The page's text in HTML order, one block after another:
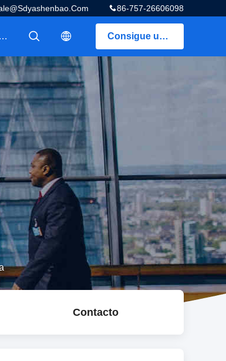
86-757-26606098
Consigue una cotización
描述
描述
Sobre Nosotros
Contacto